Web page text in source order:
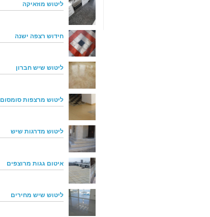
ליטוש מוזאיקה
חידוש רצפה ישנה
ליטוש שיש חברון
ליטוש מרצפות סומסום
ליטוש מדרגות שיש
איטום גגות מרוצפים
ליטוש שיש מחירים